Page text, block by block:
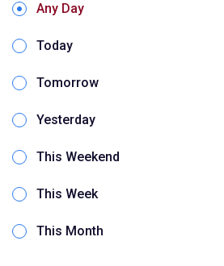
Any Day
Today
Tomorrow
Yesterday
This Weekend
This Week
This Month